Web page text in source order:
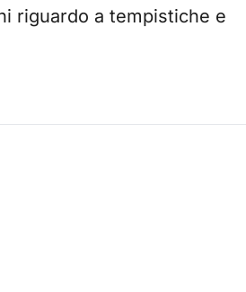
riguardo a tempistiche e